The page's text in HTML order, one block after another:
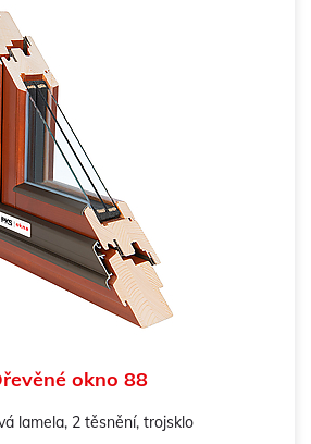
okno 88
lamela, 2 těsnění, trojsklo